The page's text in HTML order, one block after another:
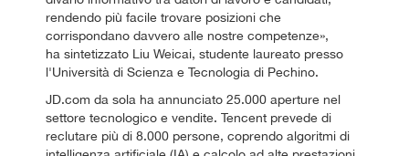
rendendo più facile trovare posizioni che
corrispondano davvero alle nostre competenze»,
ha sintetizzato Liu Weicai, studente laureato presso
l'Università di Scienza e Tecnologia di Pechino.
JD.com da sola ha annunciato 25.000 aperture nel
settore tecnologico e vendite. Tencent prevede di
reclutare più di 8.000 persone, coprendo algoritmi di